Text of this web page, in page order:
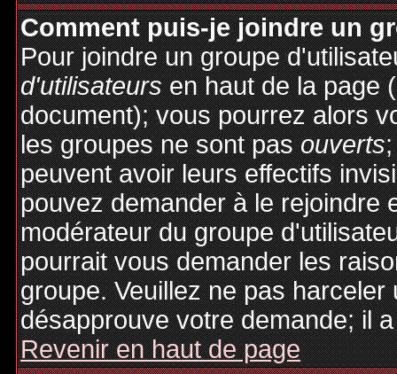
Comment puis-je joindre un
Pour joindre un groupe
d'utilisateursen haut de la page
document); vous pourrez alors
les groupes ne sont pasouverts
peuvent avoir leurs effectifs
pouvez demander à le rejoindre
modérateur du groupe
pourrait vous demander les
groupe. Veuillez ne pas
désapprouve votre demande; il
Revenir en haut de page